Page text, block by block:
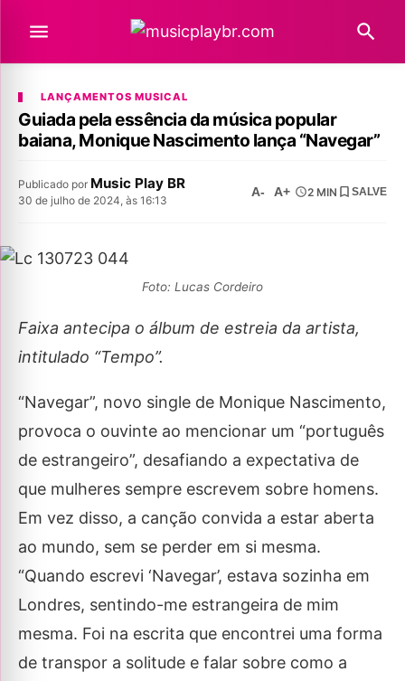
LANÇAMENTOS MUSICAL
Guiada pela essência da música popular
baiana, Monique Nascimento lança “Navegar”
Publicado por Music Play BR
30 de julho de 2024, às 16:13
A- A+ 2 MIN SALVE
Foto: Lucas Cordeiro
Faixa antecipa o álbum de estreia da artista,
intitulado “Tempo”.
“Navegar”, novo single de Monique Nascimento,
provoca o ouvinte ao mencionar um “português
de estrangeiro”, desafiando a expectativa de
que mulheres sempre escrevem sobre homens.
Em vez disso, a canção convida a estar aberta
ao mundo, sem se perder em si mesma.
“Quando escrevi ‘Navegar’, estava sozinha em
Londres, sentindo-me estrangeira de mim
mesma. Foi na escrita que encontrei uma forma
de transpor a solitude e falar sobre como a